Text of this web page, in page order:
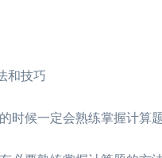
和技巧
候一定会熟练掌握计算